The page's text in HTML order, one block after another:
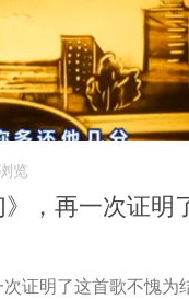
览
，再一次证明
证明了这首歌不愧为